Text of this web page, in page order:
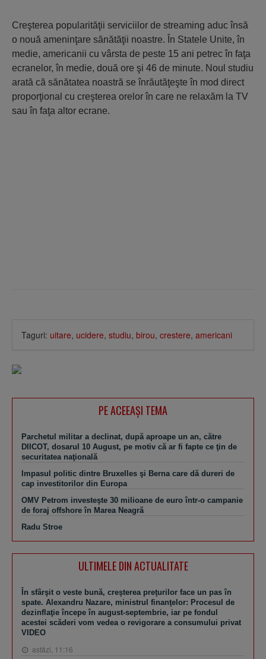
Creşterea popularităţii serviciilor de streaming aduc însă
o nouă ameninţare sănătăţii noastre. În Statele Unite, în
medie, americanii cu vârsta de peste 15 ani petrec în faţa
ecranelor, în medie, două ore şi 46 de minute. Noul studiu
arată că sănătatea noastră se înrăutăţeşte în mod direct
proporţional cu creşterea orelor în care ne relaxăm la TV
sau în faţa altor ecrane.
Taguri: uitare, ucidere, studiu, birou, crestere, americani
PE ACEEAŞI TEMA
Parchetul militar a declinat, după aproape un an, către
DIICOT, dosarul 10 August, pe motiv că ar fi fapte ce ţin de
securitatea naţională
Impasul politic dintre Bruxelles şi Berna care dă dureri de
cap investitorilor din Europa
OMV Petrom investeşte 30 milioane de euro într-o campanie
de foraj offshore în Marea Neagră
Radu Stroe
ULTIMELE DIN ACTUALITATE
În sfârşit o veste bună, creşterea preţurilor face un pas în
spate. Alexandru Nazare, ministrul finanţelor: Procesul de
dezinflaţie începe în august-septembrie, iar pe fondul
acestei scăderi vom vedea o revigorare a consumului privat
VIDEO
astăzi, 11:16